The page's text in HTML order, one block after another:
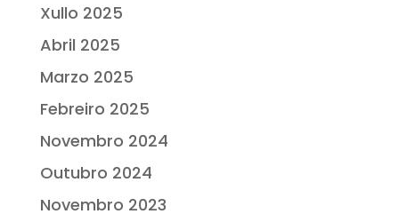
Xullo 2025
Abril 2025
Marzo 2025
Febreiro 2025
Novembro 2024
Outubro 2024
Novembro 2023